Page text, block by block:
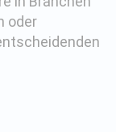
oder